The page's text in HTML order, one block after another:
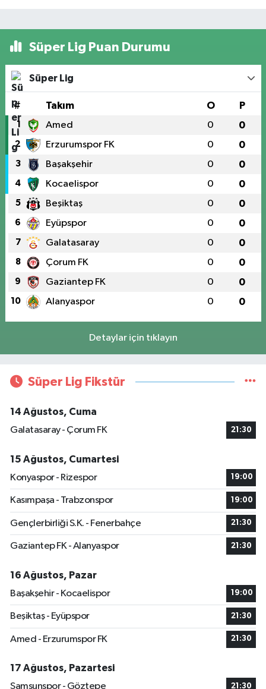
Süper Lig Puan Durumu
Süper Lig
# Takım O P
1 Amed 0 0
2 Erzurumspor FK 0 0
3 Başakşehir 0 0
4 Kocaelispor 0 0
5 Beşiktaş 0 0
6 Eyüpspor 0 0
7 Galatasaray 0 0
8 Çorum FK 0 0
9 Gaziantep FK 0 0
10 Alanyaspor 0 0
Detaylar için tıklayın
Süper Lig Fikstür
14 Ağustos, Cuma
Galatasaray - Çorum FK
21:30
15 Ağustos, Cumartesi
Konyaspor - Rizespor
19:00
Kasımpaşa - Trabzonspor 19:00
Gençlerbirliği S.K. - Fenerbahçe 21:30
Gaziantep FK - Alanyaspor 21:30
16 Ağustos, Pazar
Başakşehir - Kocaelispor
19:00
Beşiktaş - Eyüpspor 21:30
Amed - Erzurumspor FK 21:30
17 Ağustos, Pazartesi
Samsunspor - Göztepe
21:30